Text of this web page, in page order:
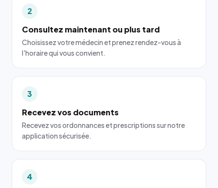
2
Consultez maintenant ou plus tard
Choisissez votre médecin et prenez rendez-vous à
l'horaire qui vous convient.
3
Recevez vos documents
Recevez vos ordonnances et prescriptions sur notre
application sécurisée.
4